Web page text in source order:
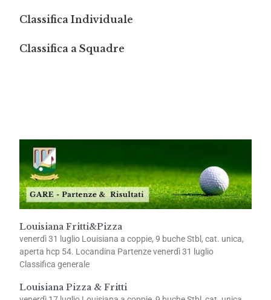
Classifica Individuale
Classifica a Squadre
Louisiana Fritti&Pizza
venerdì 31 luglio Louisiana a coppie, 9 buche Stbl, cat. unica,
aperta hcp 54. Locandina Partenze venerdì 31 luglio
Classifica generale
Louisiana Pizza & Fritti